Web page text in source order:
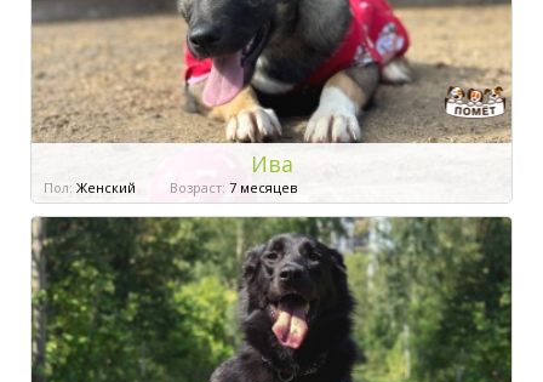
Ива
Пол: Женский Возраст: 7 месяцев